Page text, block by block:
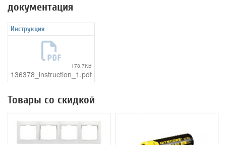
документация
Инструкция
178.7KB
136378_instruction_1.pdf
Товары со скидкой